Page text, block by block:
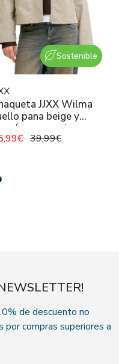
Sostenible
JJXX Wilma
pana beige y
para mujer
39,99€
de descuento no
por compras superiores a